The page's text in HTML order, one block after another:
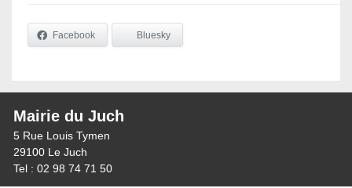
Facebook Bluesky
Mairie du Juch
5 Rue Louis Tymen
29100 Le Juch
Tel : 02 98 74 71 50